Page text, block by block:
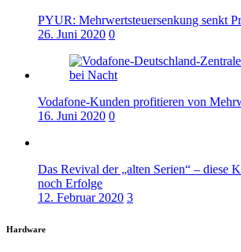
PYUR: Mehrwertsteuersenkung senkt
26. Juni 2020 0
Vodafone-Kunden profitieren von
16. Juni 2020 0
Das Revival der „alten Serien“ – diese
noch Erfolge
12. Februar 2020 3
Hardware